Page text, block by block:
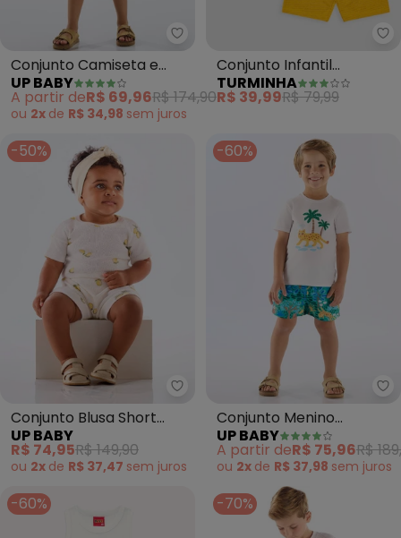
Up Baby - Conjunto Camiseta
Conjunto Camiseta e
Bermuda (Branco)
UP BABY
A partir deR$ 69,96R$ 174,90
ou 2x de R$ 34,98 sem juros
Conjunto Infantil
Dangerous (Branco)
TURMINHA
R$ 39,99R$ 79,99
-50%
Up Baby - Conjunto Blusa
Conjunto Blusa Short
Ribana Nature Up Baby
Branco
UP BABY
R$ 74,95R$ 149,90
ou 2x de R$ 37,47 sem juros
-60%
Conjunto Menino
Camiseta e Short
(Branco)
UP BABY
A partir deR$ 75,96R$
ou 2x de R$ 37,98 sem juros
-60% -70%